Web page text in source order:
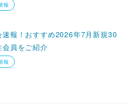
報
速報！おすすめ2026年7月新規30
員をご紹介
報